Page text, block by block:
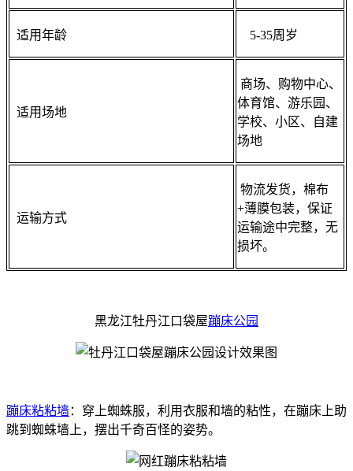
适用年龄 5-35周岁
适用场地
商场、购物中心、
体育馆、游乐园、
学校、小区、自建
场地
运输方式
物流发货，棉布
+薄膜包装，保证
运输途中完整，无
损坏。
黑龙江牡丹江口袋屋蹦床公园
蹦床粘粘墙：穿上蜘蛛服，利用衣服和墙的粘性，在蹦床上助
跳到蜘蛛墙上，摆出千奇百怪的姿势。